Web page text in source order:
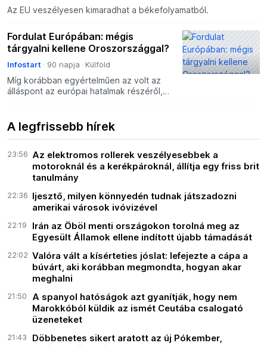
Az EU veszélyesen kimaradhat a békefolyamatból.
Fordulat Európában: mégis
tárgyalni kellene Oroszországgal?
Infostart 90 napja Külföld
Míg korábban egyértelműen az volt az
álláspont az európai hatalmak részéről,
azonban egyre erősebb
A legfrissebb hírek
23:56 Az elektromos rollerek veszélyesebbek a
motoroknál és a kerékpároknál, állítja egy friss brit
tanulmány
22:36 Ijesztő, milyen könnyedén tudnak játszadozni
amerikai városok ivóvizével
22:19
Irán az Öböl menti országokon torolná meg az
Egyesült Államok ellene indított újabb támadását
22:02 Valóra vált a kísérteties jóslat: lefejezte a cápa a
búvárt, aki korábban megmondta, hogyan akar
meghalni
21:50
A spanyol hatóságok azt gyanítják, hogy nem
Marokkóból küldik az ismét Ceutába csalogató
üzeneteket
21:43
Döbbenetes sikert aratott az új Pókember,